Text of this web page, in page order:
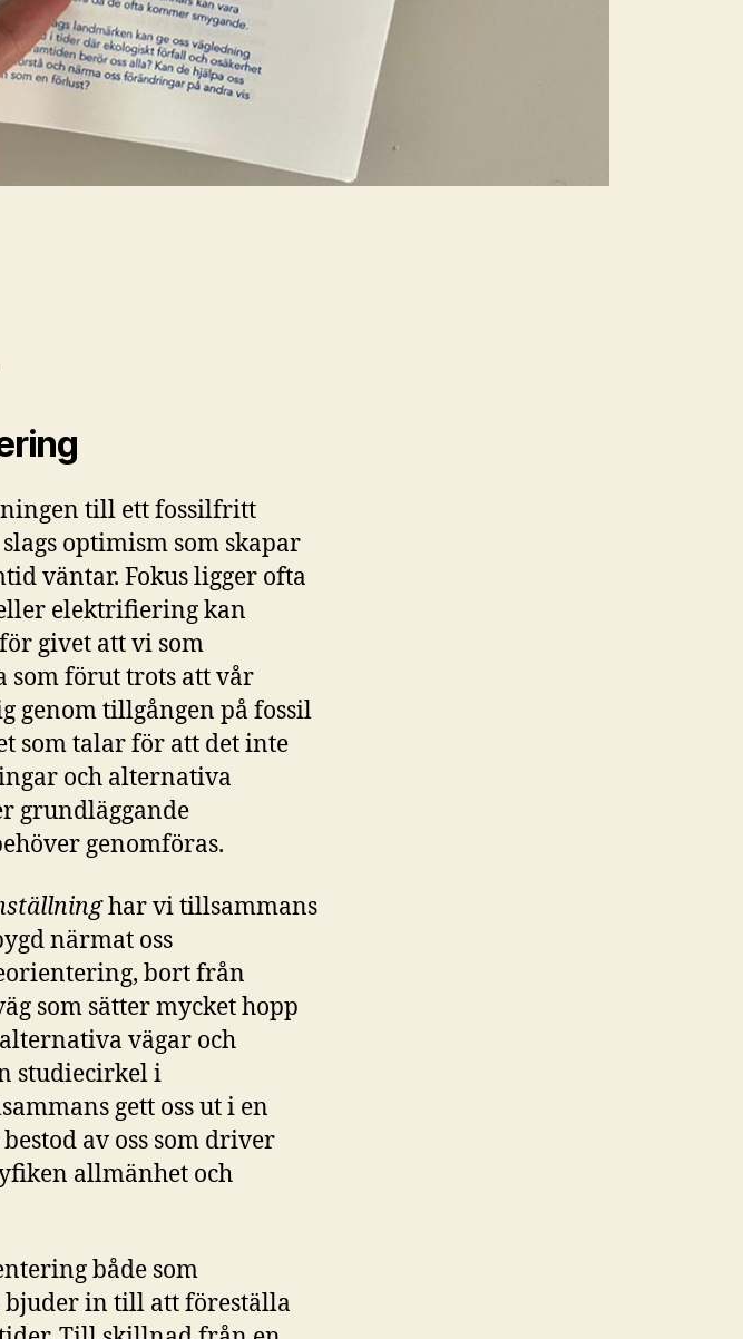
till ett fossilfritt
optimism som skapar
väntar. Fokus ligger ofta
elektrifiering kan
givet att vi som
som förut trots att vår
genom tillgången på fossil
som talar för att det inte
och alternativa
grundläggande
genomföras.
har vi tillsammans
närmat oss
bort från
som sätter mycket hopp
vägar och
studiecirkel i
gett oss ut i en
av oss som driver
allmänhet och
både som
in till att föreställa